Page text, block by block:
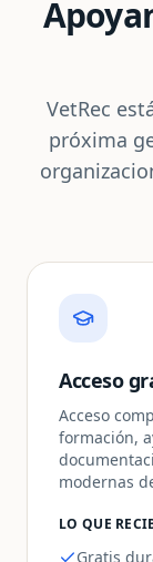
VetRec
próxima
Acceso
Acceso
formación,
modernas
LO QUE
Gratis